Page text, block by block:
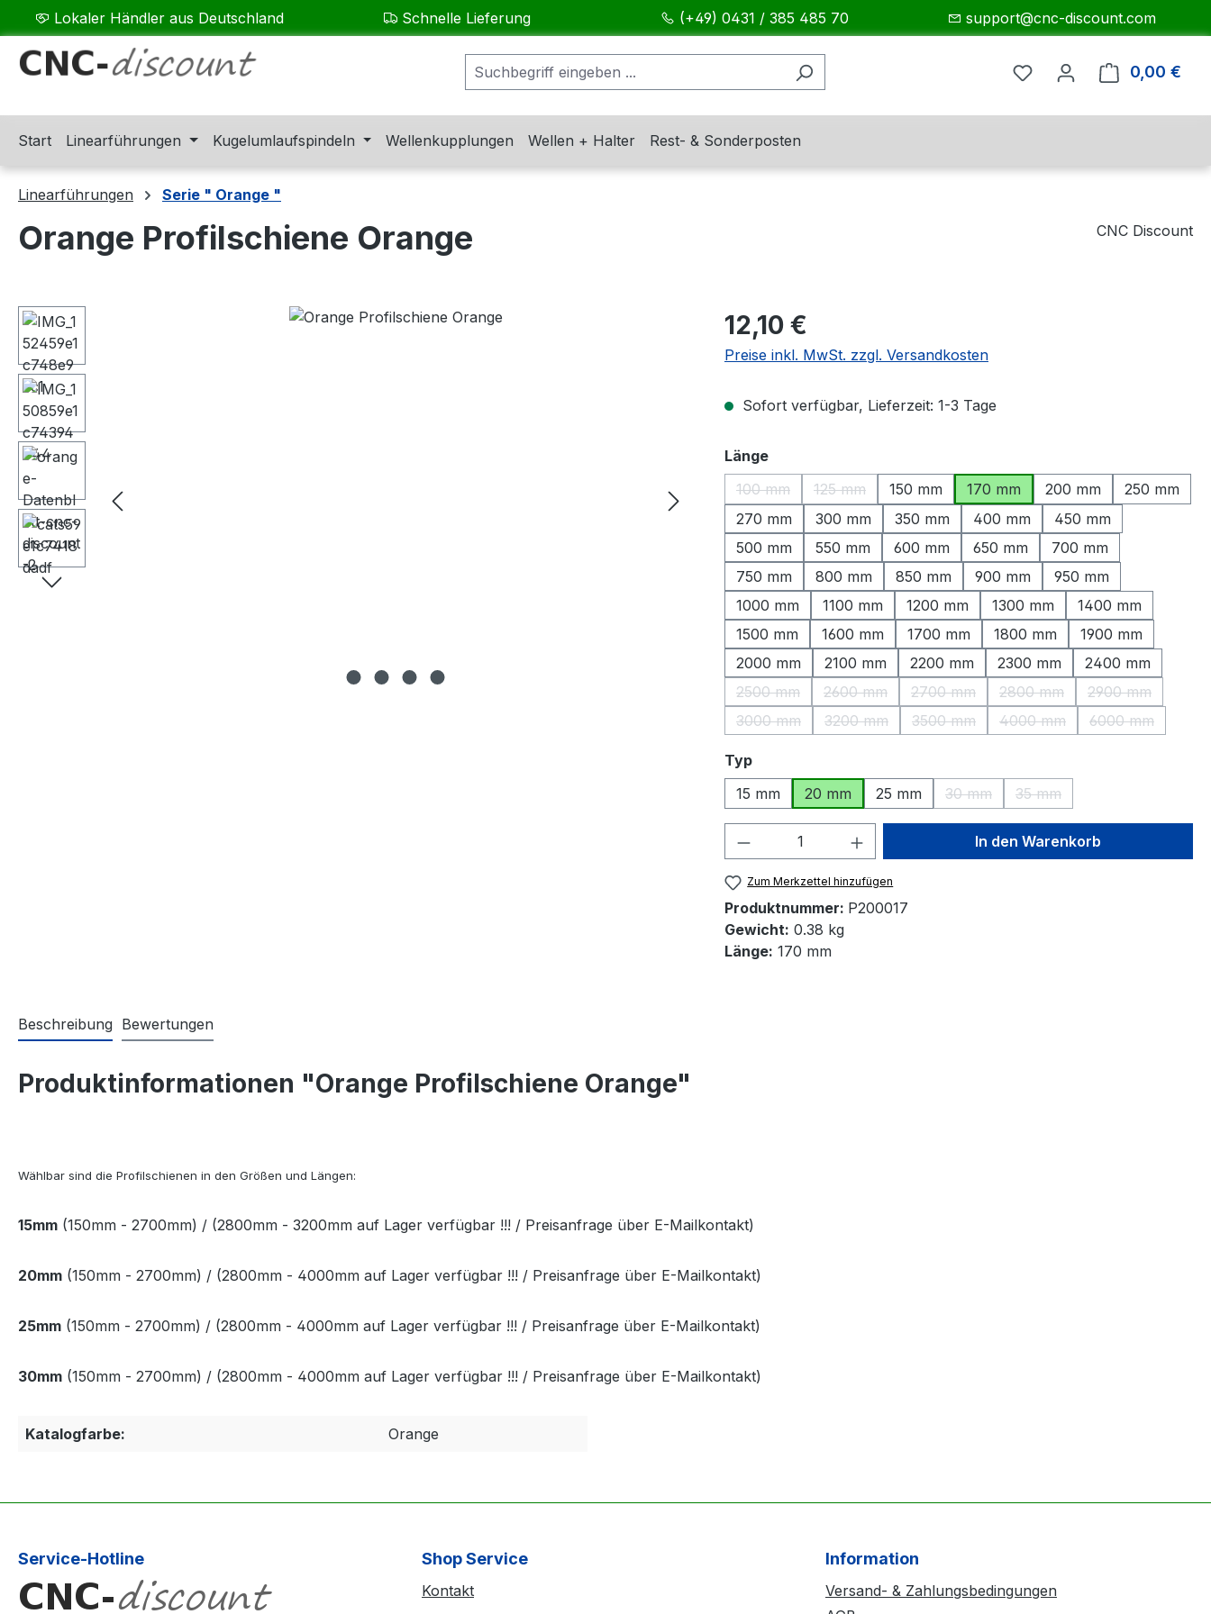
Hauptinhalt springen
Zur Suche springen
Zur Hauptnavigation springen
Lokaler Händler aus Deutschland Schnelle Lieferung (+49) 0431 / 385 485 70 support@cnc-discount.com
0,00 €
Start Linearführungen Kugelumlaufspindeln Wellenkupplungen Wellen + Halter Rest- & Sonderposten
Linearführungen Serie " Orange "
Orange Profilschiene Orange CNC Discount
Bildergalerie überspringen Regulärer Preis:
12,10 €
Preise inkl. MwSt. zzgl. Versandkosten
Sofort verfügbar, Lieferzeit: 1-3 Tage
Längeauswählen
100 mm
(Diese Option ist zurzeit nicht verfügbar.)
125 mm
(Diese Option ist zurzeit nicht verfügbar.)
150 mm 170 mm 200 mm
250 mm
270 mm
300 mm 350 mm 400 mm
450 mm
500 mm
550 mm 600 mm 650 mm
700 mm
750 mm
800 mm 850 mm 900 mm
950 mm
1000 mm
1100 mm 1200 mm 1300 mm
1400 mm
1500 mm
1600 mm 1700 mm 1800 mm
1900 mm
2000 mm
2100 mm 2200 mm 2300 mm
2400 mm
2500 mm
(Diese Option ist zurzeit nicht verfügbar.)
2600 mm
(Diese Option ist zurzeit nicht verfügbar.)
2700 mm
(Diese Option ist zurzeit nicht verfügbar.)
2800 mm
(Diese Option ist zurzeit nicht
2900 mm
(Diese Option
3000 mm
(Diese Option ist zurzeit nicht verfügbar.)
3200 mm
(Diese Option ist zurzeit nicht verfügbar.)
3500 mm
(Diese Option ist zurzeit nicht verfügbar.)
4000 mm
(Diese Option ist zurzeit nicht
6000 mm
(Diese Option
Typauswählen
15 mm
20 mm 25 mm 30 mm
(Diese Option ist zurzeit nicht verfügbar.)
35 mm
(Diese Option ist zurzeit
Produkt Anzahl: Gib den gewünschten Wert
In den Warenkorb
Zum Merkzettel hinzufügen
Produktnummer: P200017
Gewicht: 0.38 kg
Länge: 170 mm
Beschreibung Bewertungen
Produktinformationen "Orange Profilschiene Orange"
Wählbar sind die Profilschienen in den Größen und Längen:
15mm (150mm - 2700mm) / (2800mm - 3200mm auf Lager verfügbar !!! / Preisanfrage über E-Mailkontakt)
20mm (150mm - 2700mm) / (2800mm - 4000mm auf Lager verfügbar !!! / Preisanfrage über E-Mailkontakt)
25mm (150mm - 2700mm) / (2800mm - 4000mm auf Lager verfügbar !!! / Preisanfrage über E-Mailkontakt)
30mm (150mm - 2700mm) / (2800mm - 4000mm auf Lager verfügbar !!! / Preisanfrage über E-Mailkontakt)
Katalogfarbe: Orange
Service-Hotline Shop Service
Kontakt
Information
Versand- & Zahlungsbedingungen